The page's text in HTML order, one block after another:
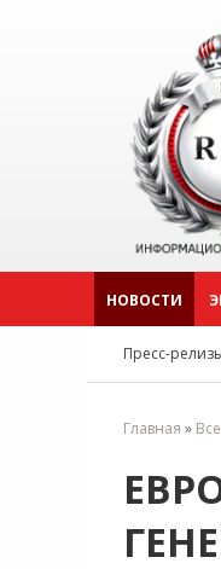
НОВОСТИ
Пресс-
Главная »